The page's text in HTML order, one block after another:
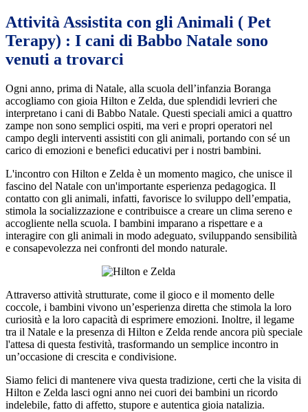
Attività Assistita con gli Animali ( Pet
Terapy) : I cani di Babbo Natale sono
venuti a trovarci
Ogni anno, prima di Natale, alla scuola dell’infanzia Boranga
accogliamo con gioia Hilton e Zelda, due splendidi levrieri che
interpretano i cani di Babbo Natale. Questi speciali amici a quattro
zampe non sono semplici ospiti, ma veri e propri operatori nel
campo degli interventi assistiti con gli animali, portando con sé un
carico di emozioni e benefici educativi per i nostri bambini.
L'incontro con Hilton e Zelda è un momento magico, che unisce il
fascino del Natale con un'importante esperienza pedagogica. Il
contatto con gli animali, infatti, favorisce lo sviluppo dell’empatia,
stimola la socializzazione e contribuisce a creare un clima sereno e
accogliente nella scuola. I bambini imparano a rispettare e a
interagire con gli animali in modo adeguato, sviluppando sensibilità
e consapevolezza nei confronti del mondo naturale.
Attraverso attività strutturate, come il gioco e il momento delle
coccole, i bambini vivono un’esperienza diretta che stimola la loro
curiosità e la loro capacità di esprimere emozioni. Inoltre, il legame
tra il Natale e la presenza di Hilton e Zelda rende ancora più speciale
l'attesa di questa festività, trasformando un semplice incontro in
un’occasione di crescita e condivisione.
Siamo felici di mantenere viva questa tradizione, certi che la visita di
Hilton e Zelda lasci ogni anno nei cuori dei bambini un ricordo
indelebile, fatto di affetto, stupore e autentica gioia natalizia.